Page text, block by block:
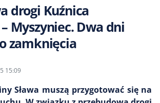
drogi Kuźnica
Myszyniec. Dwa dni
zamknięcia
15:09
Sława muszą przygotować się na